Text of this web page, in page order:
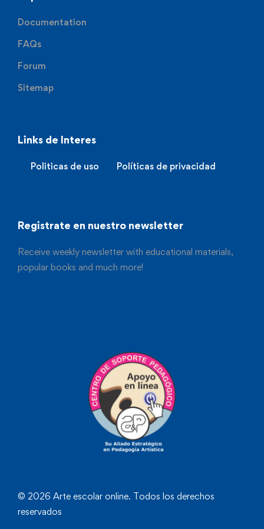
Documentation
FAQs
Forum
Sitemap
Links de Interes
Politicas de uso Políticas de privacidad
Registrate en nuestro newsletter
Receive weekly newsletter with educational materials,
popular books and much more!
© 2026 Arte escolar online. Todos los derechos
reservados